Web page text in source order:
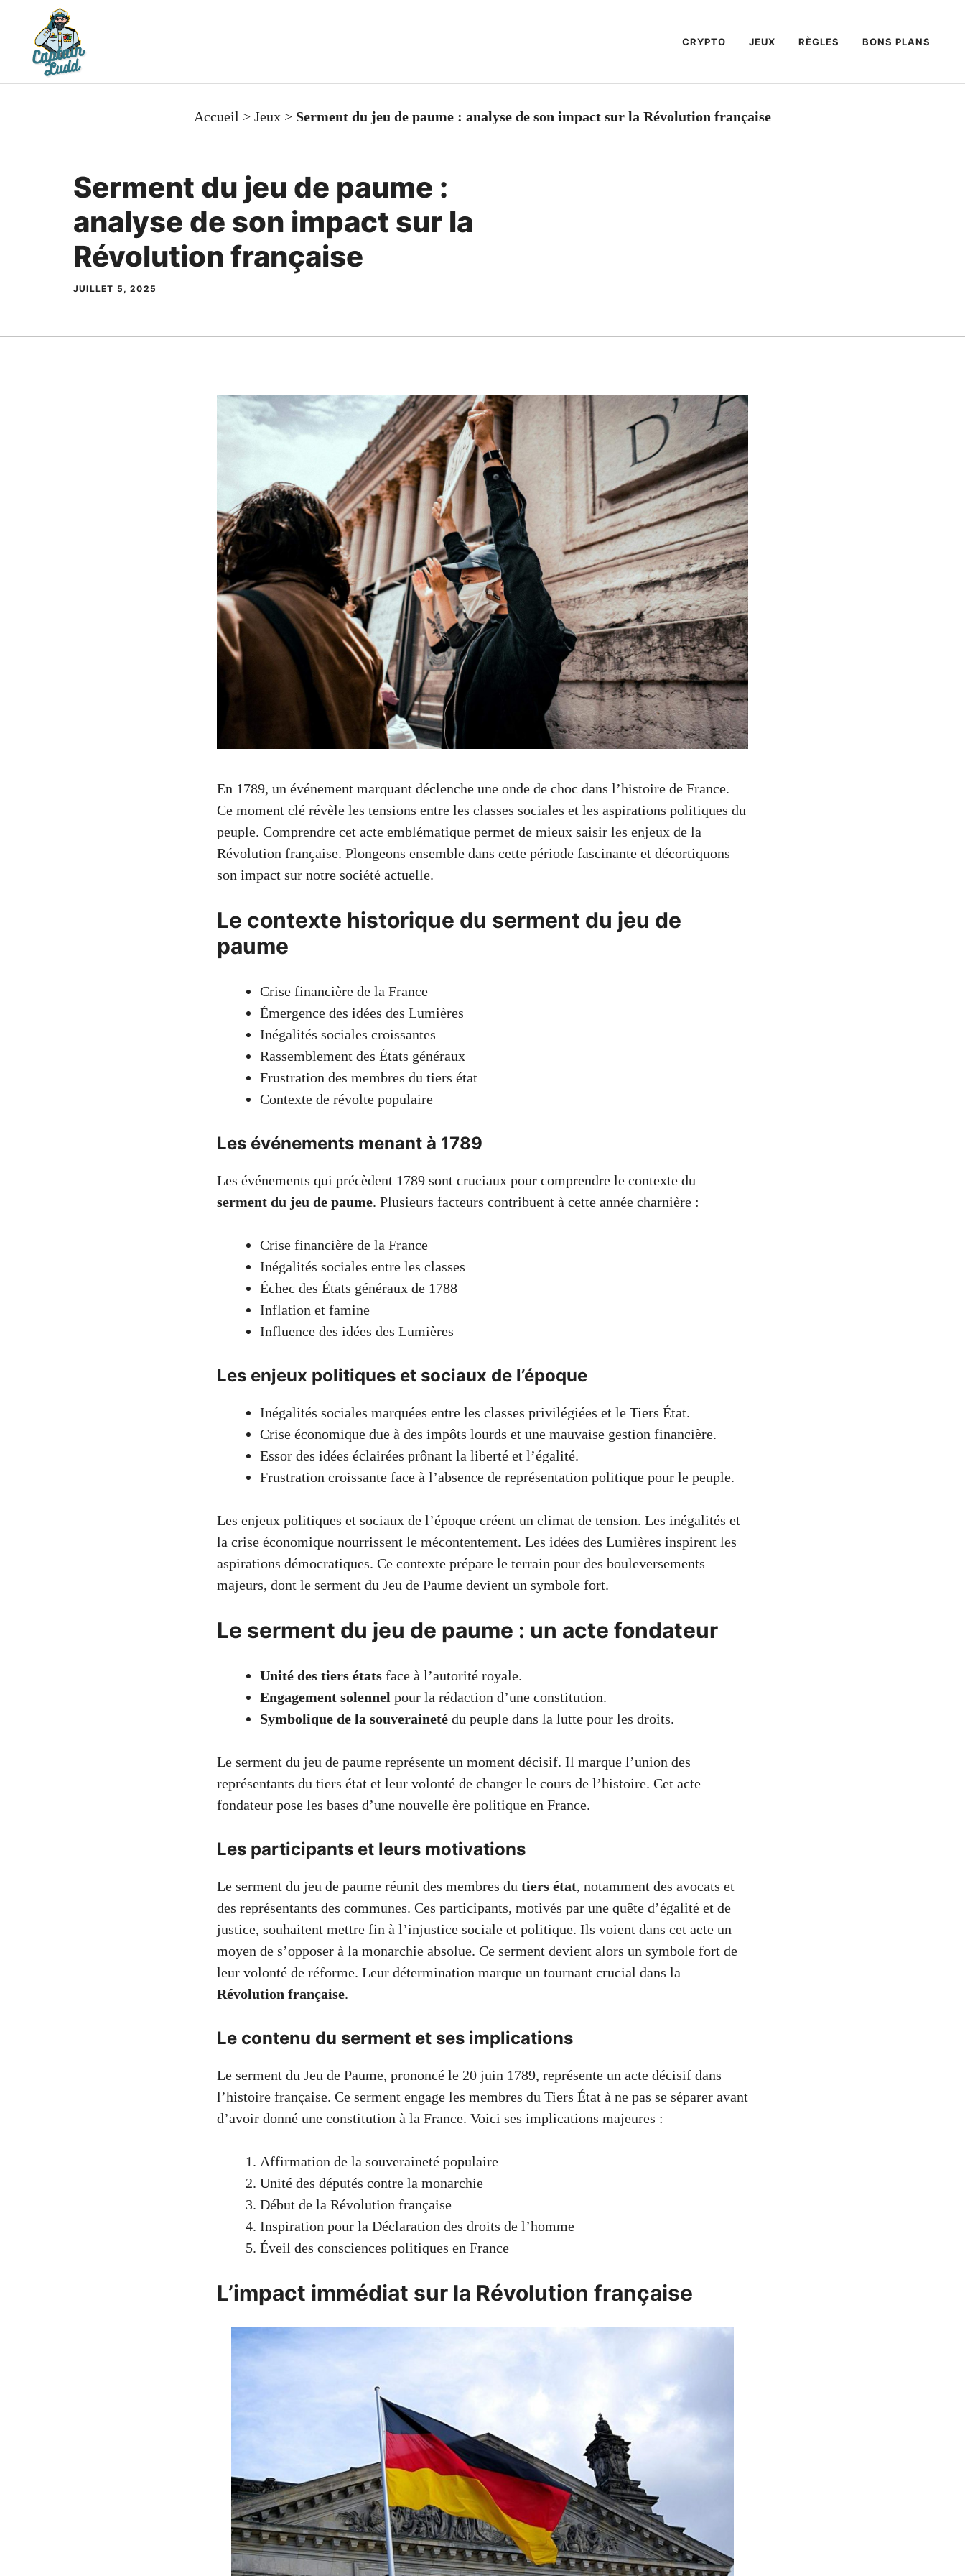
contenu
CRYPTO JEUX RÈGLES BONS PLANS
Accueil > Jeux > Serment du jeu de paume : analyse de son impact sur la Révolution française
Serment du jeu de paume :
analyse de son impact sur la
Révolution française
JUILLET 5, 2025
En 1789, un événement marquant déclenche une onde de choc dans l’histoire de France.
Ce moment clé révèle les tensions entre les classes sociales et les aspirations politiques du
peuple. Comprendre cet acte emblématique permet de mieux saisir les enjeux de la
Révolution française. Plongeons ensemble dans cette période fascinante et décortiquons
son impact sur notre société actuelle.
Le contexte historique du serment du jeu de
paume
Crise financière de la France
Émergence des idées des Lumières
Inégalités sociales croissantes
Rassemblement des États généraux
Frustration des membres du tiers état
Contexte de révolte populaire
Les événements menant à 1789
Les événements qui précèdent 1789 sont cruciaux pour comprendre le contexte du
serment du jeu de paume. Plusieurs facteurs contribuent à cette année charnière :
Crise financière de la France
Inégalités sociales entre les classes
Échec des États généraux de 1788
Inflation et famine
Influence des idées des Lumières
Les enjeux politiques et sociaux de l’époque
Inégalités sociales marquées entre les classes privilégiées et le Tiers État.
Crise économique due à des impôts lourds et une mauvaise gestion financière.
Essor des idées éclairées prônant la liberté et l’égalité.
Frustration croissante face à l’absence de représentation politique pour le peuple.
Les enjeux politiques et sociaux de l’époque créent un climat de tension. Les inégalités et
la crise économique nourrissent le mécontentement. Les idées des Lumières inspirent les
aspirations démocratiques. Ce contexte prépare le terrain pour des bouleversements
majeurs, dont le serment du Jeu de Paume devient un symbole fort.
Le serment du jeu de paume : un acte fondateur
Unité des tiers états face à l’autorité royale.
Engagement solennel pour la rédaction d’une constitution.
Symbolique de la souveraineté du peuple dans la lutte pour les droits.
Le serment du jeu de paume représente un moment décisif. Il marque l’union des
représentants du tiers état et leur volonté de changer le cours de l’histoire. Cet acte
fondateur pose les bases d’une nouvelle ère politique en France.
Les participants et leurs motivations
Le serment du jeu de paume réunit des membres du tiers état, notamment des avocats et
des représentants des communes. Ces participants, motivés par une quête d’égalité et de
justice, souhaitent mettre fin à l’injustice sociale et politique. Ils voient dans cet acte un
moyen de s’opposer à la monarchie absolue. Ce serment devient alors un symbole fort de
leur volonté de réforme. Leur détermination marque un tournant crucial dans la
Révolution française.
Le contenu du serment et ses implications
Le serment du Jeu de Paume, prononcé le 20 juin 1789, représente un acte décisif dans
l’histoire française. Ce serment engage les membres du Tiers État à ne pas se séparer avant
d’avoir donné une constitution à la France. Voici ses implications majeures :
Affirmation de la souveraineté populaire
Unité des députés contre la monarchie
Début de la Révolution française
Inspiration pour la Déclaration des droits de l’homme
Éveil des consciences politiques en France
L’impact immédiat sur la Révolution française